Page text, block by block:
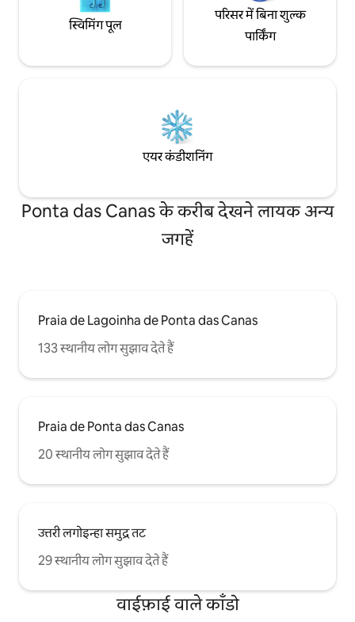
स्विमिंग पूल
परिसर में बिना शुल्क
पार्किंग
एयर कंडीशनिंग
Ponta das Canas के करीब देखने लायक अन्य
जगहें
Praia de Lagoinha de Ponta das Canas
133 स्थानीय लोग सुझाव देते हैं
Praia de Ponta das Canas
20 स्थानीय लोग सुझाव देते हैं
उत्तरी लगोइन्हा समुद्र तट
29 स्थानीय लोग सुझाव देते हैं
वाईफ़ाई वाले काँडो